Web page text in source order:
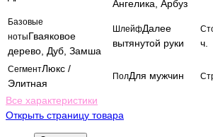
Ангелика, Арбуз
Базовые
нотыГваяковое
дерево, Дуб, Замша
ШлейфДалее
вытянутой руки
ч.
СегментЛюкс /
Элитная
ПолДля мужчин
Все характеристики
Открыть страницу товара